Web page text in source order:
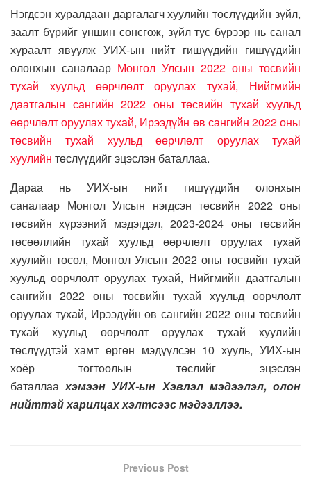
Нэгдсэн хуралдаан даргалагч хуулийн төслүүдийн зүйл,
заалт бүрийг уншин сонсгож, зүйл тус бүрээр нь санал
хураалт явуулж УИХ-ын нийт гишүүдийн гишүүдийн
олонхын саналаар Монгол Улсын 2022 оны төсвийн
тухай хуульд өөрчлөлт оруулах тухай, Нийгмийн
даатгалын сангийн 2022 оны төсвийн тухай хуульд
өөрчлөлт оруулах тухай, Ирээдүйн өв сангийн 2022 оны
төсвийн тухай хуульд өөрчлөлт оруулах тухай
хуулийн төслүүдийг эцэслэн баталлаа.
Дараа нь УИХ-ын нийт гишүүдийн олонхын
саналаар Монгол Улсын нэгдсэн төсвийн 2022 оны
төсвийн хүрээний мэдэгдэл, 2023-2024 оны төсвийн
төсөөллийн тухай хуульд өөрчлөлт оруулах тухай
хуулийн төсөл, Монгол Улсын 2022 оны төсвийн тухай
хуульд өөрчлөлт оруулах тухай, Нийгмийн даатгалын
сангийн 2022 оны төсвийн тухай хуульд өөрчлөлт
оруулах тухай, Ирээдүйн өв сангийн 2022 оны төсвийн
тухай хуульд өөрчлөлт оруулах тухай хуулийн
төслүүдтэй хамт өргөн мэдүүлсэн 10 хууль, УИХ-ын
хоёр тогтоолын төслийг эцэслэн
баталлаахэмээн УИХ-ын Хэвлэл мэдээлэл, олон
нийттэй харилцах хэлтсээс мэдээллээ.
Previous Post